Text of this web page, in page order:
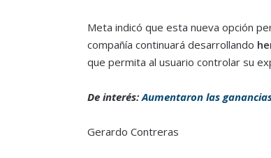
Meta indicó que esta nueva opción
compañía continuará desarrollando
que permita al usuario controlar su
De interés:Aumentaron las
Gerardo Contreras